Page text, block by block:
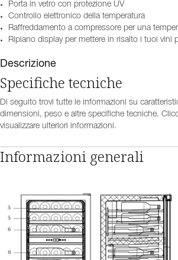
Porta in vetro con protezione UV
Controllo elettronico della temperatura
Raffreddamento a compressore per una
Ripiano display per mettere in risalto i tuoi vini
Descrizione
Specifiche tecniche
Di seguito trovi tutte le informazioni su
dimensioni, peso e altre specifiche tecniche.
visualizzare ulteriori informazioni.
Informazioni generali